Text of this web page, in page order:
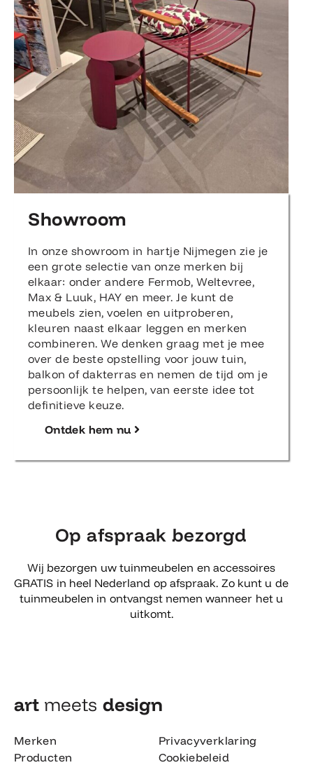
Showroom
In onze showroom in hartje Nijmegen zie je
een grote selectie van onze merken bij
elkaar: onder andere Fermob, Weltevree,
Max & Luuk, HAY en meer. Je kunt de
meubels zien, voelen en uitproberen,
kleuren naast elkaar leggen en merken
combineren. We denken graag met je mee
over de beste opstelling voor jouw tuin,
balkon of dakterras en nemen de tijd om je
persoonlijk te helpen, van eerste idee tot
definitieve keuze.
Ontdek hem nu
Op afspraak bezorgd
Wij bezorgen uw tuinmeubelen en accessoires
GRATIS in heel Nederland op afspraak. Zo kunt u de
tuinmeubelen in ontvangst nemen wanneer het u
uitkomt.
art meets design​
Merken
Producten
Privacyverklaring
Cookiebeleid